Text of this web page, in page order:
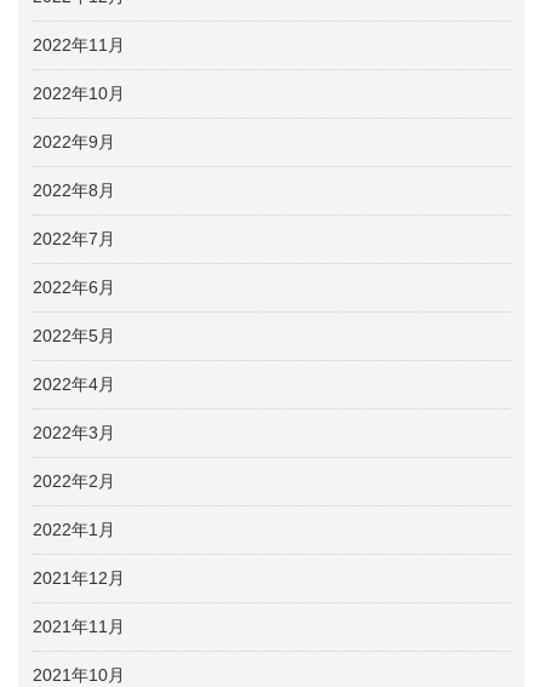
2022年11月
2022年10月
2022年9月
2022年8月
2022年7月
2022年6月
2022年5月
2022年4月
2022年3月
2022年2月
2022年1月
2021年12月
2021年11月
2021年10月